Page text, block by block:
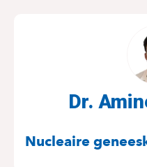
Dr.
Nucleaire